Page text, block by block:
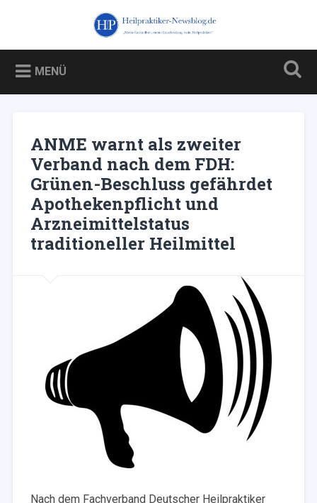
Heilpraktiker-Newsblog.de
Blog über und für Heilpraktiker – und über die Kampagne
gegen sie
MENÜ
ANME warnt als zweiter
Verband nach dem FDH:
Grünen-Beschluss gefährdet
Apothekenpflicht und
Arzneimittelstatus
traditioneller Heilmittel
Nach dem Fachverband Deutscher Heilpraktiker